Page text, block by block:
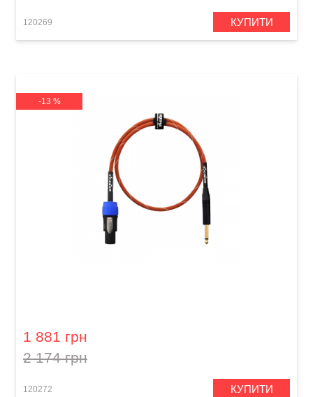
120269 КУПИТИ
-13 %
1 881 грн
2 174 грн
120272 КУПИТИ